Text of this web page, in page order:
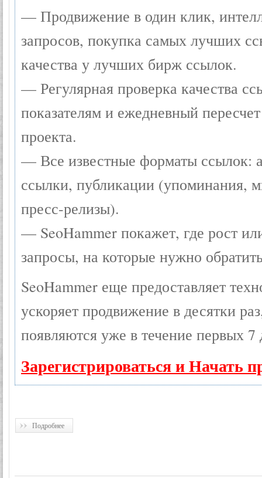
— Продвижение в один клик,
запросов, покупка самых лучших
качества у лучших бирж ссылок.
— Регулярная проверка качества
показателям и ежедневный
проекта.
— Все известные форматы ссылок:
ссылки, публикации (упоминания,
пресс-релизы).
— SeoHammer покажет, где рост
запросы, на которые нужно
SeoHammer еще предоставляет
ускоряет продвижение в десятки
появляются уже в течение первых 7
Зарегистрироваться и Начать
Подробнее